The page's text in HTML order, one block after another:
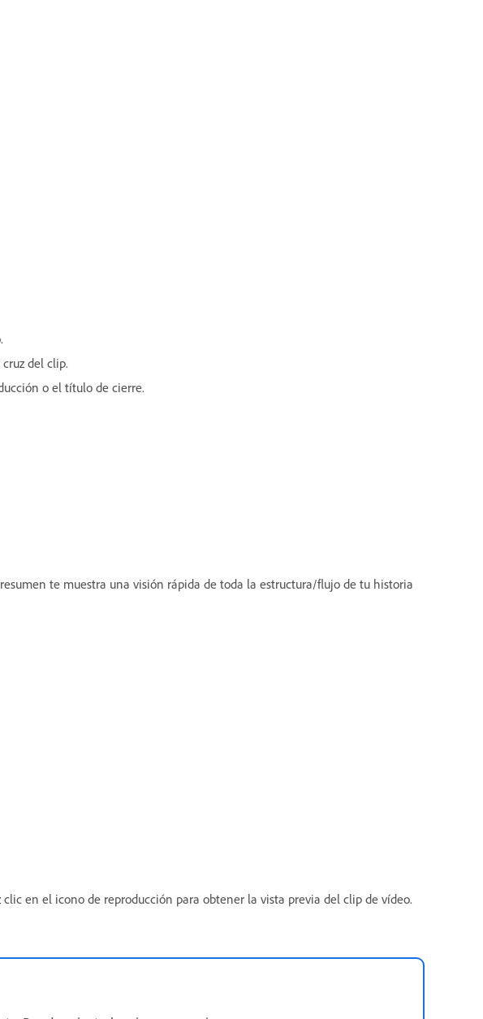
del clip.
o el título de cierre.
te muestra una visión rápida de toda la estructura/flujo de tu historia
en el icono de reproducción para obtener la vista previa del clip de vídeo.